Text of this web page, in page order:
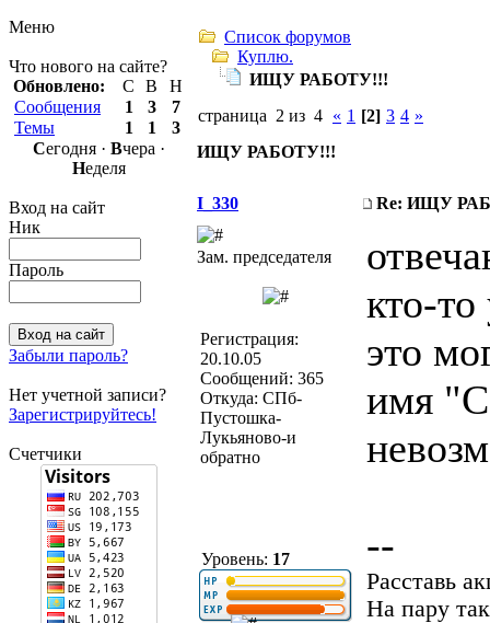
Меню
Что нового на сайте?
Обновлено:
С В
Н
Сообщения
1 3
7
Темы
1 1
3
Сегодня · Вчера ·
Неделя
Вход на сайт
Ник
Пароль
Забыли пароль?
Нет учетной записи?
Зарегистрируйтесь!
Счетчики
Список форумов
Куплю.
ИЩУ РАБОТУ!!!
страница 2 из 4 « 1 [2] 3 4 »
ИЩУ РАБОТУ!!!
I_330 Re: ИЩУ
Зам. председателя
Регистрация:
20.10.05
Сообщений: 365
Откуда: СПб-
Пустошка-
Лукьяново-и
обратно
Уровень: 17
кто-
это
имя
--
Расставь
На пару